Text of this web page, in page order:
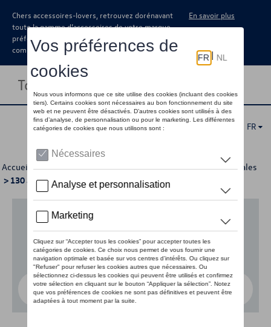
Chers accessoires-lovers, retrouvez dorénavant
toute la gamme d’accessoires de votre marque
préférée sous forme de catalogue à
commander auprès de votre concessionaire.
En savoir plus
Toggle navigation
FR
Accueil >Pour votre Volkswagen >Lifestyle >Éditions spéciales
> 130 ans Škoda
Choisissez un modèle